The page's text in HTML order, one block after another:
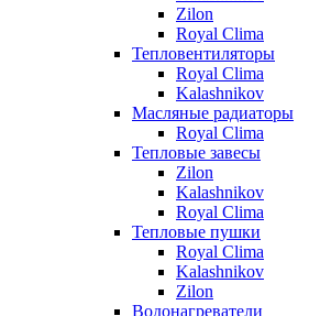
Zilon
Royal Clima
Тепловентиляторы
Royal Clima
Kalashnikov
Масляные радиаторы
Royal Clima
Тепловые завесы
Zilon
Kalashnikov
Royal Clima
Тепловые пушки
Royal Clima
Kalashnikov
Zilon
Водонагреватели